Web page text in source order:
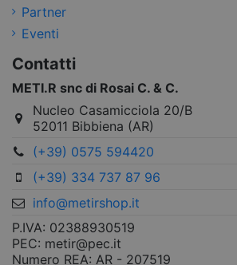
Partner
Eventi
Contatti
METI.R snc di Rosai C. & C.
Nucleo Casamicciola 20/B
52011 Bibbiena (AR)
(+39) 0575 594420
(+39) 334 737 87 96
info@metirshop.it
P.IVA: 02388930519
PEC: metir@pec.it
Numero REA: AR - 207519